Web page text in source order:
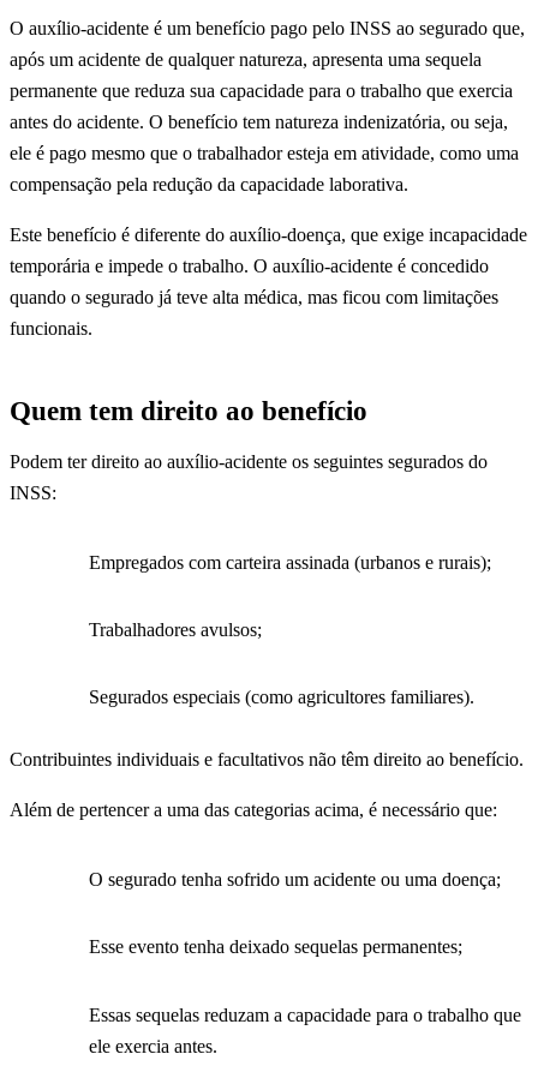
O auxílio-acidente é um benefício pago pelo INSS ao segurado que,
após um acidente de qualquer natureza, apresenta uma sequela
permanente que reduza sua capacidade para o trabalho que exercia
antes do acidente. O benefício tem natureza indenizatória, ou seja,
ele é pago mesmo que o trabalhador esteja em atividade, como uma
compensação pela redução da capacidade laborativa.
Este benefício é diferente do auxílio-doença, que exige incapacidade
temporária e impede o trabalho. O auxílio-acidente é concedido
quando o segurado já teve alta médica, mas ficou com limitações
funcionais.
Quem tem direito ao benefício
Podem ter direito ao auxílio-acidente os seguintes segurados do
INSS:
Empregados com carteira assinada (urbanos e rurais);
Trabalhadores avulsos;
Segurados especiais (como agricultores familiares).
Contribuintes individuais e facultativos não têm direito ao benefício.
Além de pertencer a uma das categorias acima, é necessário que:
O segurado tenha sofrido um acidente ou uma doença;
Esse evento tenha deixado sequelas permanentes;
Essas sequelas reduzam a capacidade para o trabalho que
ele exercia antes.